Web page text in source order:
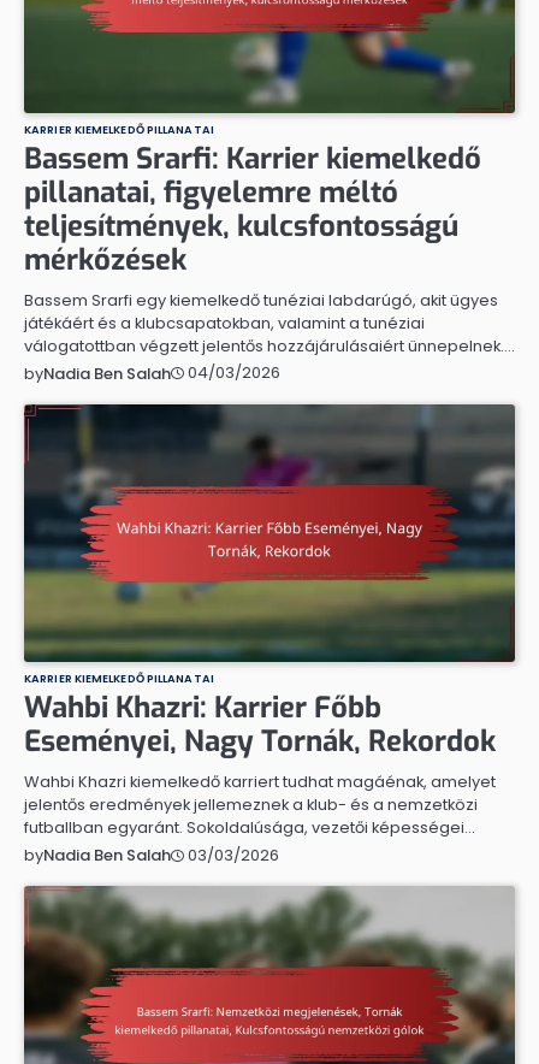
KARRIER KIEMELKEDŐ PILLANATAI
Bassem Srarfi: Karrier kiemelkedő
pillanatai, figyelemre méltó
teljesítmények, kulcsfontosságú
mérkőzések
Bassem Srarfi egy kiemelkedő tunéziai labdarúgó, akit ügyes
játékáért és a klubcsapatokban, valamint a tunéziai
válogatottban végzett jelentős hozzájárulásaiért ünnepelnek.…
byNadia Ben Salah 04/03/2026
KARRIER KIEMELKEDŐ PILLANATAI
Wahbi Khazri: Karrier Főbb
Eseményei, Nagy Tornák, Rekordok
Wahbi Khazri kiemelkedő karriert tudhat magáénak, amelyet
jelentős eredmények jellemeznek a klub- és a nemzetközi
futballban egyaránt. Sokoldalúsága, vezetői képességei…
byNadia Ben Salah 03/03/2026